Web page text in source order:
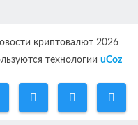
криптовалют 2026
технологии uCoz